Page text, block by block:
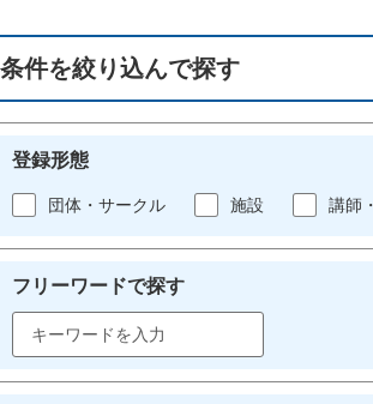
条件を絞り込んで探す
登録形態
団体・サークル 施設 講師
フリーワードで探す